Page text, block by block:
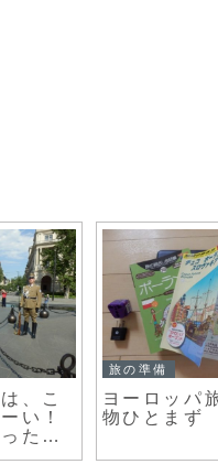
、こ
い！
たハ
旅の準備
ヨーロッパ
物ひとまず